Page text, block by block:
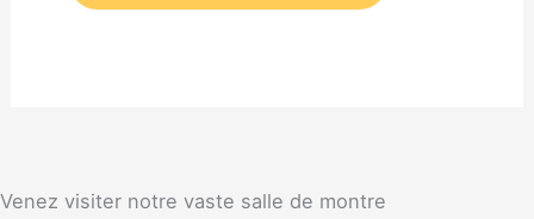
Venez visiter notre vaste salle de montre